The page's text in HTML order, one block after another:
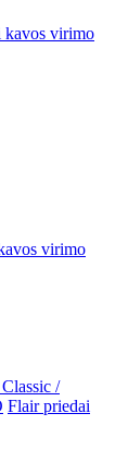
kavos virimo
virimo
/
Flair priedai